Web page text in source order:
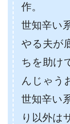
作。
世知辛い
やる夫が
ちを助け
んじゃう
世知辛い
り以外は